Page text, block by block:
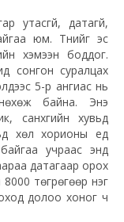
утасгүй, датагүй,
юм. Түүнийг эс
хэмээн боддог.
сонгон суралцах
5-р ангиас нь
байна. Энэ
хувьд
хөл хорионы үед
учраас энд
датагаар орох
төгрөгөөр нэг
долоо хоног ч